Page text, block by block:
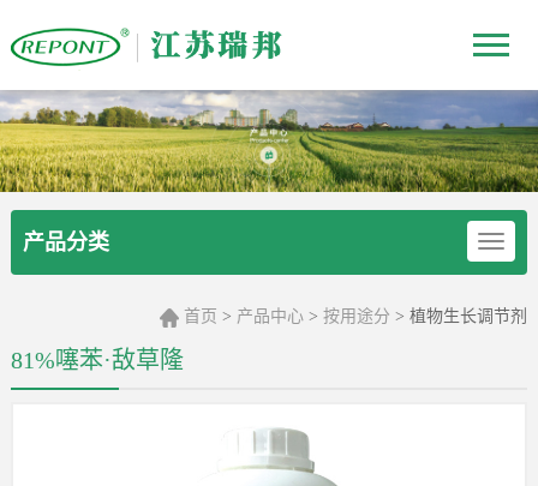
产品分类
首页 > 产品中心 >按用途分 >植物生长调节剂
81%噻苯·敌草隆